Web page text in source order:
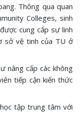
Thông qua quan
Colleges, sinh
cung cấp sự linh
sở vệ tinh của TU ở
nâng cấp các không
tiếp cận kiến thức
tập trung tâm với